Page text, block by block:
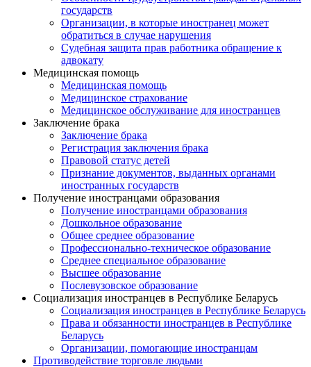
государств
Организации, в которые иностранец может
обратиться в случае нарушения
Судебная защита прав работника обращение к
адвокату
Медицинская помощь
Медицинская помощь
Медицинское страхование
Медицинское обслуживание для иностранцев
Заключение брака
Заключение брака
Регистрация заключения брака
Правовой статус детей
Признание документов, выданных органами
иностранных государств
Получение иностранцами образования
Получение иностранцами образования
Дошкольное образование
Общее среднее образование
Профессионально-техническое образование
Среднее специальное образование
Высшее образование
Послевузовское образование
Социализация иностранцев в Республике Беларусь
Социализация иностранцев в Республике Беларусь
Права и обязанности иностранцев в Республике
Беларусь
Oрганизации, помогающие иностранцам
Противодействие торговле людьми